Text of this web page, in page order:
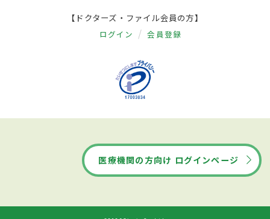
【ドクターズ・ファイル会員の方】
ログイン 会員登録
医療機関の方向け ログインページ